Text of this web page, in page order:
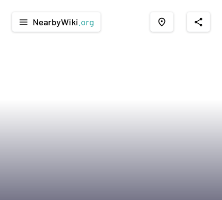
menu NearbyWiki .org place share